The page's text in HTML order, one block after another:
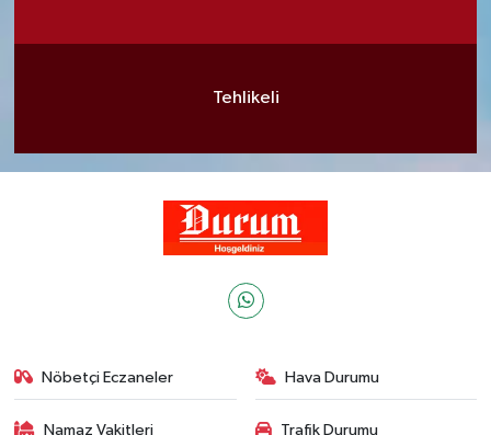
Tehlikeli
Nöbetçi Eczaneler Hava Durumu
Namaz Vakitleri Trafik Durumu